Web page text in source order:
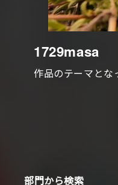
1729masa
作品のテーマとな
部門から検索